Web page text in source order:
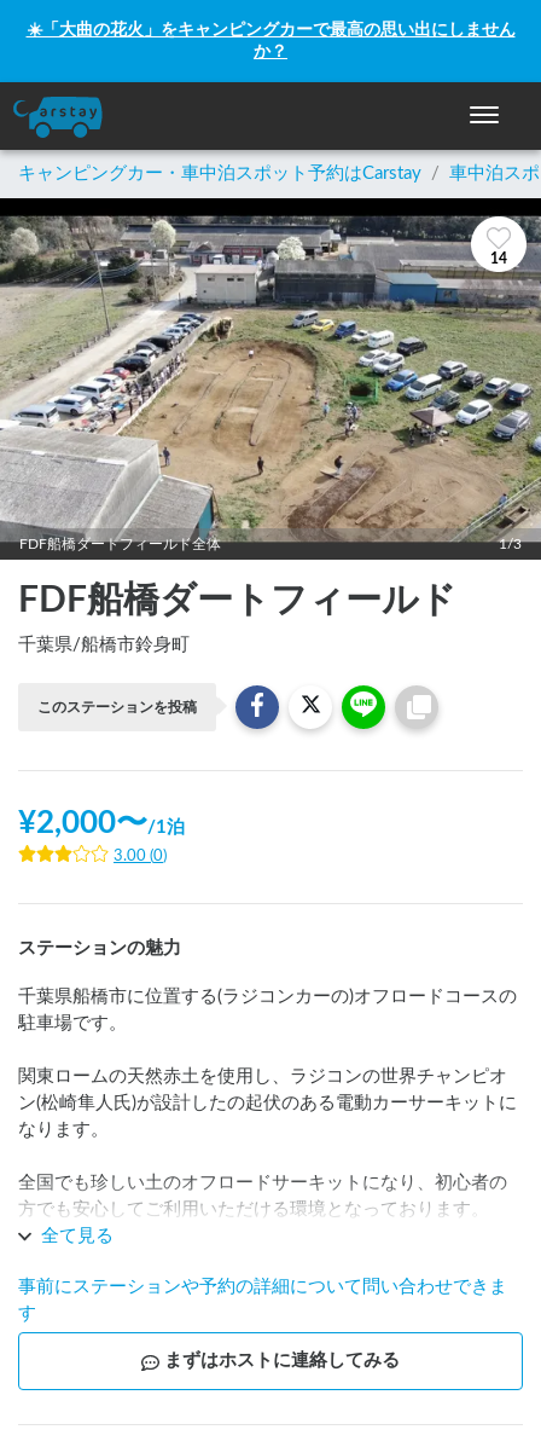
☀️「大曲の花火」をキャンピングカーで最高の思い出にしません
か？
ナビゲ
キャンピングカー・車中泊スポット予約はCarstay / 車中泊ス
14
FDF船橋ダートフィールド全体 1/3
FDF船橋ダートフィールド
千葉県/船橋市鈴身町
このステーションを投稿
¥2,000〜/1泊
3.00 (0)
ステーションの魅力
千葉県船橋市に位置する(ラジコンカーの)オフロードコースの
駐車場です。
関東ロームの天然赤土を使用し、ラジコンの世界チャンピオ
ン(松崎隼人氏)が設計したの起伏のある電動カーサーキットに
なります。
全国でも珍しい土のオフロードサーキットになり、初心者の
方でも安心してご利用いただける環境となっております。
あります。
夜は美しい星空と、朝は幻想的な朝霧を見ることができるの
で、ゲストの疲れを心身共に癒すことができる場所です。
希望があれば、様々なラジコンの利用体験も可能です。(別途
費用)
全て見る
事前にステーションや予約の詳細について問い合わせできま
す
まずはホストに連絡してみる